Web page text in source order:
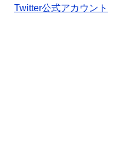
Twitter公式アカウント